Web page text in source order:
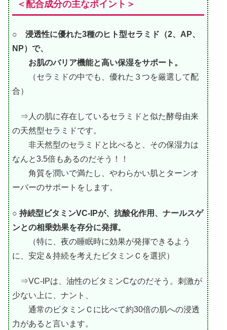
＜配合成分の主なポイント＞
○ 浸透性に優れた3種のヒト型セラミド（2、AP、
NP）で、
お肌のバリア機能と高い保湿をサポート。
（セラミドの中でも、優れた３つを厳選して配
合）
⇒人の肌に存在しているセラミドと似た酵母由来
の天然型セラミドです。
非天然型のセラミドと比べると、その保湿力は
なんと3.5倍もあるのだそう！！
角質を潤いで満たし、やわらかい肌とターンオ
ーバーのサポートをします。
○ 持続型ビタミンVC-IPが、抗酸化作用、ナールスゲ
ンとの相乗効果を存分に発揮。
（特に、夜の睡眠時に効果が発揮できるよう
に、安定＆持続を考えたビタミンＣを選択）
⇒VC-IPは、油性のビタミンCなのだそう。刺激が
少ない上に、ナント、
通常のビタミンＣに比べて約30倍の肌への浸透
力があると言います。